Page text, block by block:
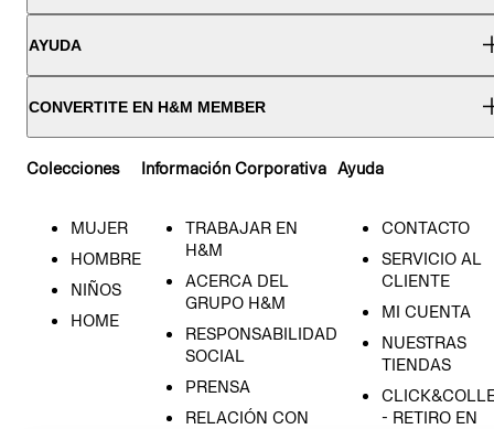
AYUDA
CONVERTITE EN H&M MEMBER
Colecciones
MUJER
HOMBRE
NIÑOS
HOME
Información Corporativa
TRABAJAR EN
H&M
ACERCA DEL
GRUPO H&M
RESPONSABILIDAD
SOCIAL
PRENSA
RELACIÓN CON
Ayuda
CONTACTO
SERVICIO AL
CLIENTE
MI CUENTA
NUESTRAS
TIENDAS
- RETIRO EN